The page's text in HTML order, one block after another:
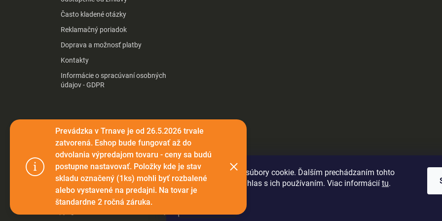
Tento web používa súbory cookie. Ďalším prechádzaním tohto
webu vyjadrujete súhlas s ich používaním. Viac informácií tu.
Prevádzka v Trnave je od 26.5.2026 trvale
zatvorená. Eshop bude fungovať až do
odvolania výpredajom tovaru - ceny sa budú
postupne nastavovať. Položky kde je stav
skladu označený (1ks) mohli byť rozbalené
alebo vystavené na predajni. Na tovar je
štandardne 2 ročná záruka.
Často kladené otázky
Reklamačný poriadok
Doprava a možnosť platby
Kontakty
Informácie o spracúvaní osobných
údajov - GDPR